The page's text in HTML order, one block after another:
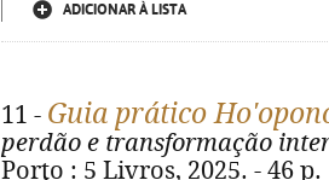
ADICIONAR À LISTA
11 - Guia prático
perdão e transformação
Porto : 5 Livros, 2025. - 46 p.